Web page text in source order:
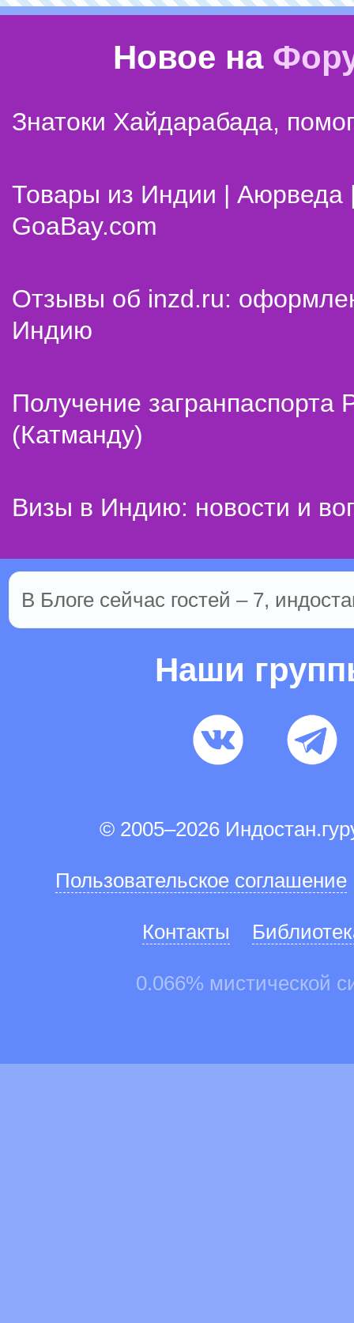
Новое на
Знатоки Хайдарабада,
Товары из Индии | Аюрведа
GoaBay.com
Отзывы об inzd.ru:
Индию
Получение
(Катманду)
Визы в Индию: новости и
В Блоге сейчас гостей – 7,
Наши
© 2005–2026
Пользовательское соглашение
Контакты
0.066% мистической